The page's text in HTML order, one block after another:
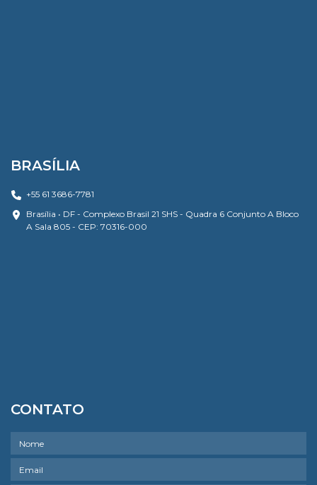
BRASÍLIA
+55 61 3686-7781
Brasília • DF - Complexo Brasil 21 SHS - Quadra 6 Conjunto A Bloco
A Sala 805 - CEP: 70316-000
CONTATO